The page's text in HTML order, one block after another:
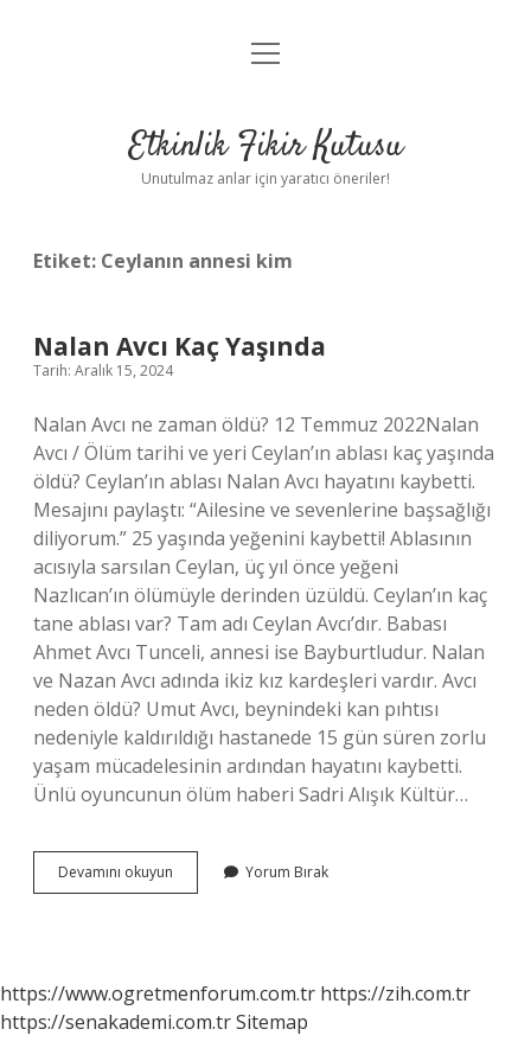
Anasayfa
Yasal Uyarı
menüyü
Etkinlik Fikir Kutusu
Unutulmaz anlar için yaratıcı öneriler!
Etiket: Ceylanın annesi kim
Nalan Avcı Kaç Yaşında
Tarih: Aralık 15, 2024
Nalan Avcı ne zaman öldü? 12 Temmuz 2022Nalan
Avcı / Ölüm tarihi ve yeri Ceylan’ın ablası kaç yaşında
öldü? Ceylan’ın ablası Nalan Avcı hayatını kaybetti.
Mesajını paylaştı: “Ailesine ve sevenlerine başsağlığı
diliyorum.” 25 yaşında yeğenini kaybetti! Ablasının
acısıyla sarsılan Ceylan, üç yıl önce yeğeni
Nazlıcan’ın ölümüyle derinden üzüldü. Ceylan’ın kaç
tane ablası var? Tam adı Ceylan Avcı’dır. Babası
Ahmet Avcı Tunceli, annesi ise Bayburtludur. Nalan
ve Nazan Avcı adında ikiz kız kardeşleri vardır. Avcı
neden öldü? Umut Avcı, beynindeki kan pıhtısı
nedeniyle kaldırıldığı hastanede 15 gün süren zorlu
yaşam mücadelesinin ardından hayatını kaybetti.
Ünlü oyuncunun ölüm haberi Sadri Alışık Kültür…
Devamını okuyun
Avcı
Yorum Bırak
https://www.ogretmenforum.com.tr https://zih.com.tr
https://senakademi.com.trSitemap